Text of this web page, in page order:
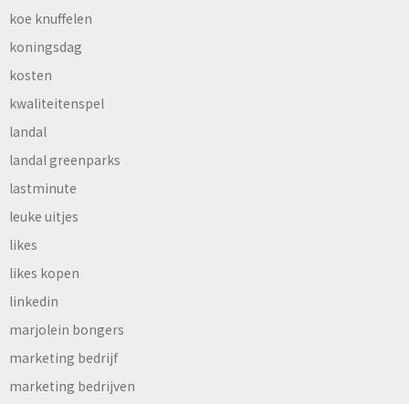
koe knuffelen
koningsdag
kosten
kwaliteitenspel
landal
landal greenparks
lastminute
leuke uitjes
likes
likes kopen
linkedin
marjolein bongers
marketing bedrijf
marketing bedrijven